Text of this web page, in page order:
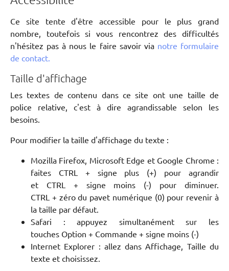
Ce site tente d'être accessible pour le plus grand
nombre, toutefois si vous rencontrez des difficultés
n'hésitez pas à nous le faire savoir via notre formulaire
de contact.
Taille d'affichage
Les textes de contenu dans ce site ont une taille de
police relative, c'est à dire agrandissable selon les
besoins.
Pour modifier la taille d'affichage du texte :
Mozilla Firefox, Microsoft Edge et Google Chrome :
faites CTRL + signe plus (+) pour agrandir
et CTRL + signe moins (-) pour diminuer.
CTRL + zéro du pavet numérique (0) pour revenir à
la taille par défaut.
Safari : appuyez simultanément sur les
touches Option + Commande + signe moins (-)
Internet Explorer : allez dans Affichage, Taille du
texte et choisissez.